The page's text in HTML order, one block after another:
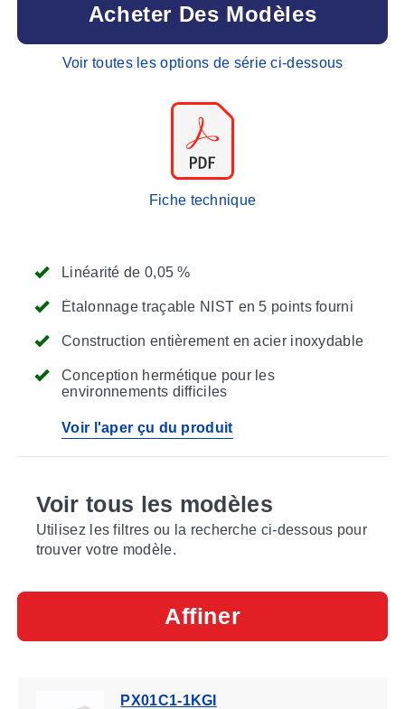
Linéarité de 0,05 %
Étalonnage traçable NIST en 5 points fourni
Construction entièrement en acier inoxydable
Conception hermétique pour les
environnements difficiles
Voir l'aper çu du produit
Acheter Des Modèles
Voir toutes les options de série ci-dessous
Fiche technique
Voir tous les modèles
Utilisez les filtres ou la recherche ci-dessous pour
trouver votre modèle.
Affiner
PX01C1-1KGI